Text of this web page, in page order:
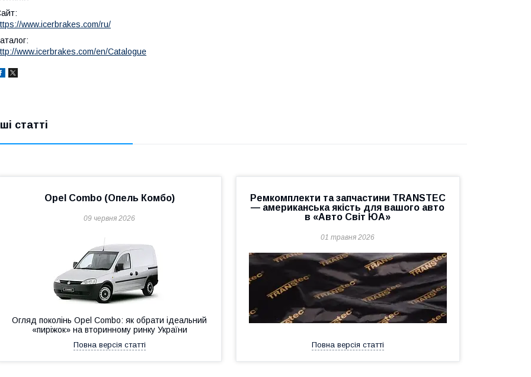
www.icerbrakes.com/ru/
www.icerbrakes.com/en/Catalogue
статті
Opel Combo (Опель Комбо)
09 червня 2026
Огляд поколінь Opel Combo: як обрати ідеальний
«пиріжок» на вторинному ринку України
Повна версія статті
Ремкомплекти та запчастини TRANSTEC
— американська якість для вашого авто
в «Авто Світ ЮА»
01 травня 2026
Повна версія статті